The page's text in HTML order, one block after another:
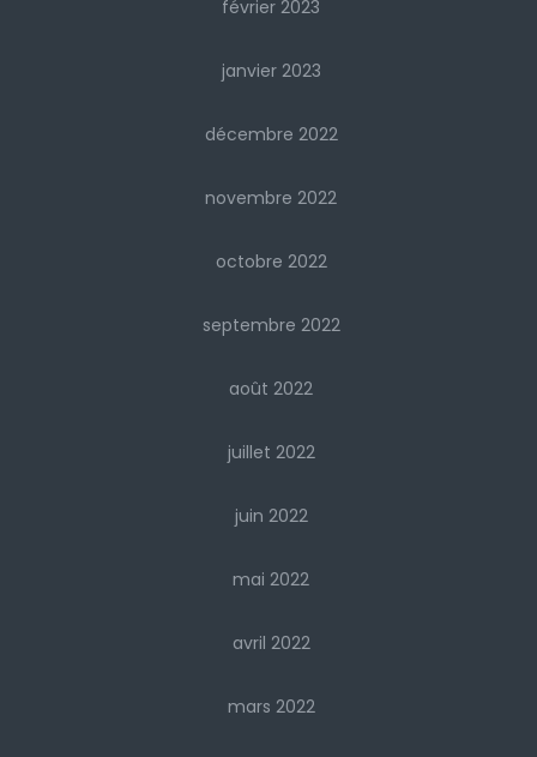
février 2023
janvier 2023
décembre 2022
novembre 2022
octobre 2022
septembre 2022
août 2022
juillet 2022
juin 2022
mai 2022
avril 2022
mars 2022